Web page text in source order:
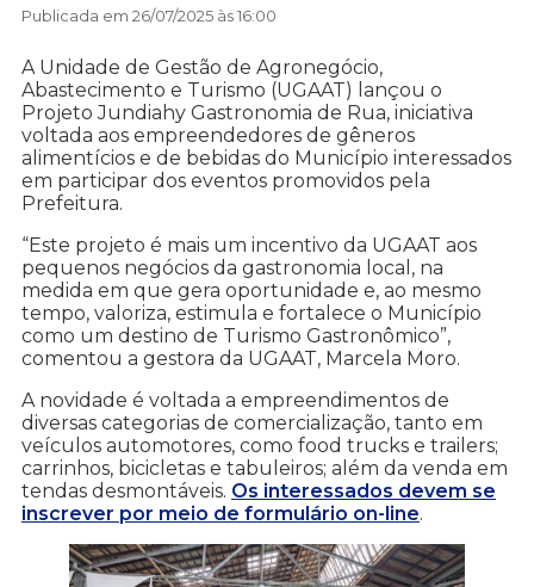
Publicada em 26/07/2025 às 16:00
A Unidade de Gestão de Agronegócio,
Abastecimento e Turismo (UGAAT) lançou o
Projeto Jundiahy Gastronomia de Rua, iniciativa
voltada aos empreendedores de gêneros
alimentícios e de bebidas do Município interessados
em participar dos eventos promovidos pela
Prefeitura.
“Este projeto é mais um incentivo da UGAAT aos
pequenos negócios da gastronomia local, na
medida em que gera oportunidade e, ao mesmo
tempo, valoriza, estimula e fortalece o Município
como um destino de Turismo Gastronômico”,
comentou a gestora da UGAAT, Marcela Moro.
A novidade é voltada a empreendimentos de
diversas categorias de comercialização, tanto em
veículos automotores, como food trucks e trailers;
carrinhos, bicicletas e tabuleiros; além da venda em
tendas desmontáveis. Os interessados devem se
inscrever por meio de formulário on-line.